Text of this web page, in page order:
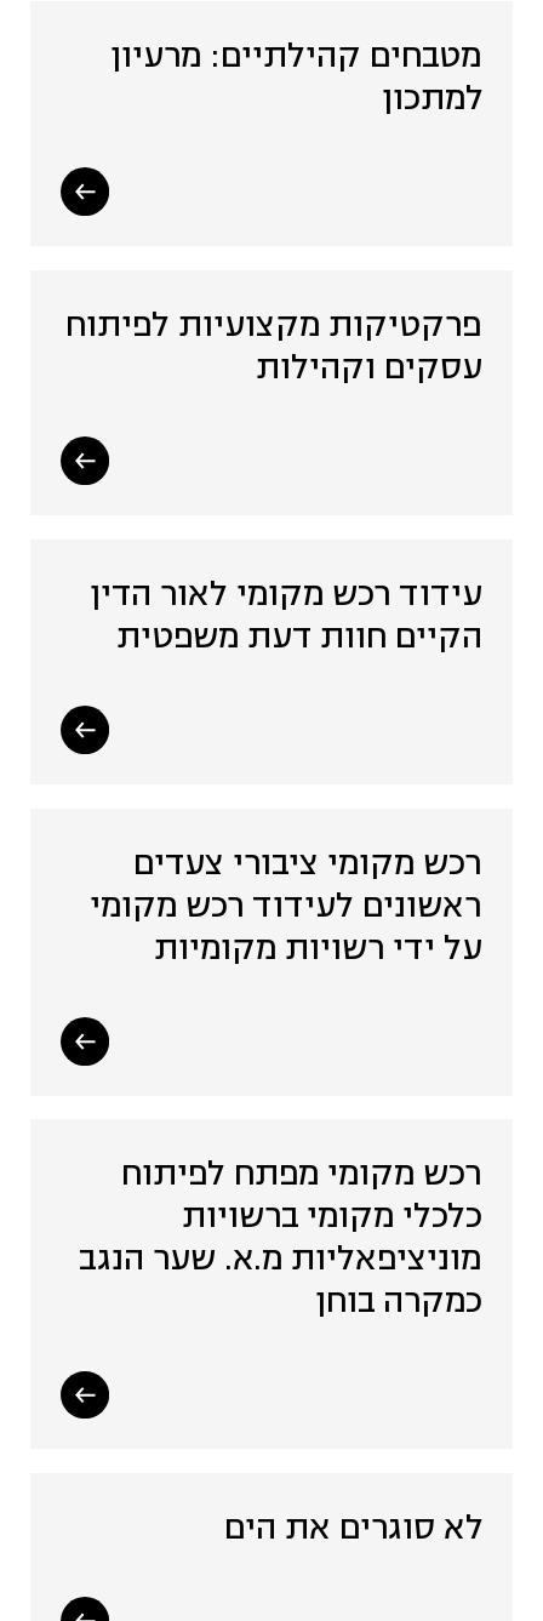
מטבחים קהילתיים: מרעיון
למתכון
פרקטיקות מקצועיות לפיתוח
עסקים וקהילות
עידוד רכש מקומי לאור הדין
הקיים חוות דעת משפטית
רכש מקומי ציבורי צעדים
ראשונים לעידוד רכש מקומי
על ידי רשויות מקומיות
רכש מקומי מפתח לפיתוח
כלכלי מקומי ברשויות
מוניציפאליות מ.א. שער הנגב
כמקרה בוחן
לא סוגרים את הים